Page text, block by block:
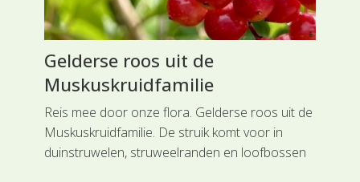
Gelderse roos uit de
Muskuskruidfamilie
Reis mee door onze flora. Gelderse roos uit de
Muskuskruidfamilie. De struik komt voor in
duinstruwelen, struweelranden en loofbossen